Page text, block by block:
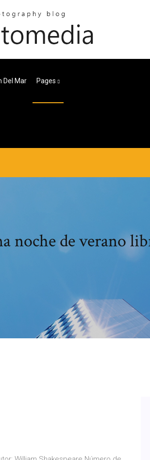
Del Mar Pages
noche de verano